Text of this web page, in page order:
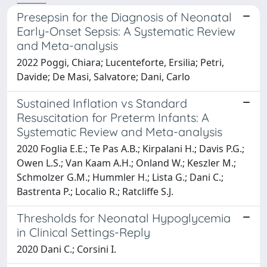
Presepsin for the Diagnosis of Neonatal
Early-Onset Sepsis: A Systematic Review
and Meta-analysis
2022 Poggi, Chiara; Lucenteforte, Ersilia; Petri,
Davide; De Masi, Salvatore; Dani, Carlo
Sustained Inflation vs Standard
Resuscitation for Preterm Infants: A
Systematic Review and Meta-analysis
2020 Foglia E.E.; Te Pas A.B.; Kirpalani H.; Davis P.G.;
Owen L.S.; Van Kaam A.H.; Onland W.; Keszler M.;
Schmolzer G.M.; Hummler H.; Lista G.; Dani C.;
Bastrenta P.; Localio R.; Ratcliffe S.J.
Thresholds for Neonatal Hypoglycemia
in Clinical Settings-Reply
2020 Dani C.; Corsini I.